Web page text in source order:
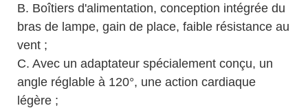
B. Boîtiers d'alimentation, conception intégrée du
bras de lampe, gain de place, faible résistance au
vent ;
C. Avec un adaptateur spécialement conçu, un
angle réglable à 120°, une action cardiaque
légère ;